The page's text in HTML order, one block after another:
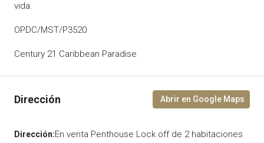
vida.
OPDC/MST/P3520
Century 21 Caribbean Paradise
En venta Penthouse Lock off de 2 habitaciones